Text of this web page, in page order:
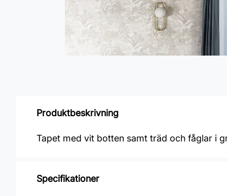
Produktbeskrivning
Tapet med vit botten samt träd och fåglar i
Specifikationer